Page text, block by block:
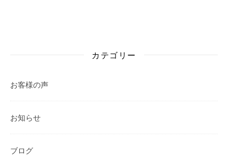
カテゴリー
お客様の声
お知らせ
ブログ